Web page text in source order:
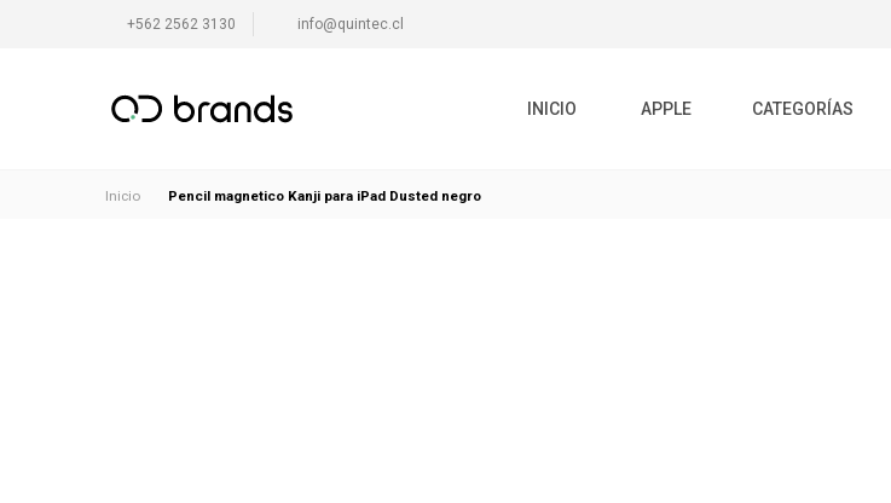
+562 2562 3130 info@quintec.cl
INICIO APPLE CATEGORÍAS
Inicio Pencil magnetico Kanji para iPad Dusted negro